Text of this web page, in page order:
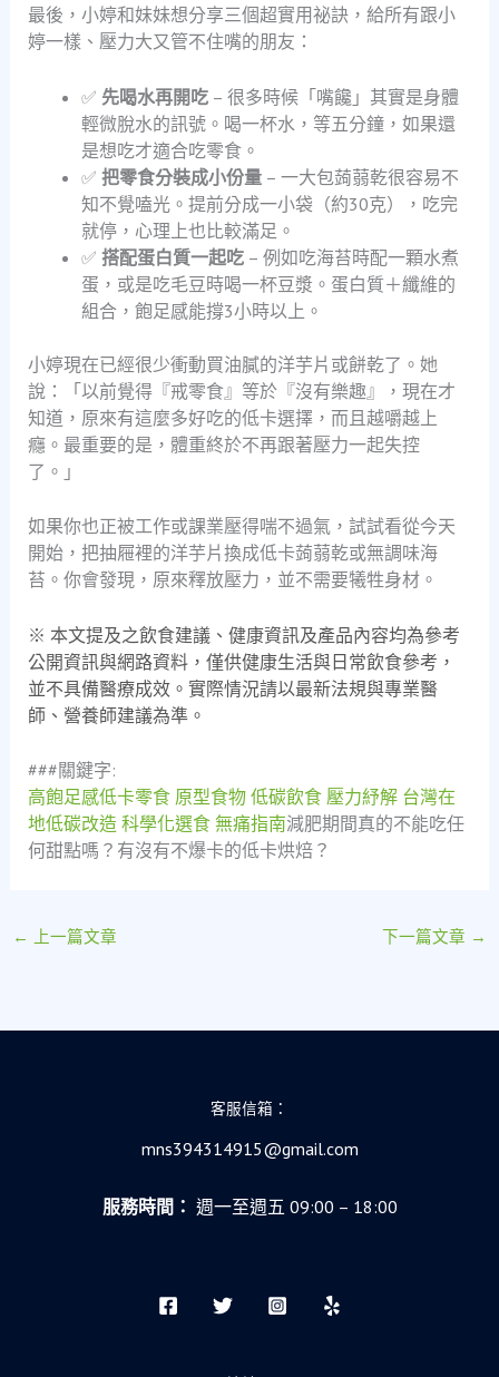
最後，小婷和妹妹想分享三個超實用祕訣，給所有跟小
婷一樣、壓力大又管不住嘴的朋友：
✅ 先喝水再開吃– 很多時候「嘴饞」其實是身體
輕微脫水的訊號。喝一杯水，等五分鐘，如果還
是想吃才適合吃零食。
✅ 把零食分裝成小份量– 一大包蒟蒻乾很容易不
知不覺嗑光。提前分成一小袋（約30克），吃完
就停，心理上也比較滿足。
✅ 搭配蛋白質一起吃– 例如吃海苔時配一顆水煮
蛋，或是吃毛豆時喝一杯豆漿。蛋白質＋纖維的
組合，飽足感能撐3小時以上。
小婷現在已經很少衝動買油膩的洋芋片或餅乾了。她
說：「以前覺得『戒零食』等於『沒有樂趣』，現在才
知道，原來有這麼多好吃的低卡選擇，而且越嚼越上
癮。最重要的是，體重終於不再跟著壓力一起失控
了。」
如果你也正被工作或課業壓得喘不過氣，試試看從今天
開始，把抽屜裡的洋芋片換成低卡蒟蒻乾或無調味海
苔。你會發現，原來釋放壓力，並不需要犧牲身材。
※ 本文提及之飲食建議、健康資訊及產品內容均為參考
公開資訊與網路資料，僅供健康生活與日常飲食參考，
並不具備醫療成效。實際情況請以最新法規與專業醫
師、營養師建議為準。
###關鍵字:
高飽足感低卡零食 原型食物 低碳飲食 壓力紓解 台灣在
地低碳改造 科學化選食 無痛指南減肥期間真的不能吃任
何甜點嗎？有沒有不爆卡的低卡烘焙？
← 上一篇文章 下一篇文章 →
客服信箱：
mns394314915@gmail.com
服務時間： 週一至週五 09:00 – 18:00